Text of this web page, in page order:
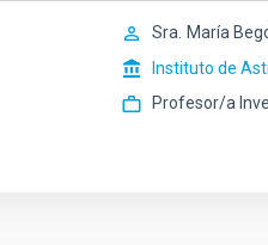
Sra. María
Instituto de
Profesor/a